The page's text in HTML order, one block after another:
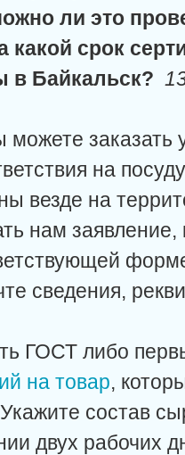
ли это
какой срок
в Байкальск?
можете
на
везде на
нам заявление,
сведения,
ГОСТ либо
на товар,
состав
двух рабочих